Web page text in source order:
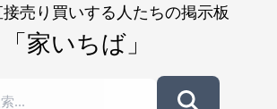
売り買いする人たちの掲示板
「家いちば」